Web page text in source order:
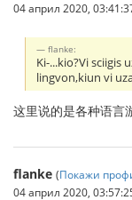
04 април 2020,
flanke:
Ki-...kio?Vi sciigis
lingvon,kiun vi
这里说的是各种语言
flanke (Покажи
04 април 2020,